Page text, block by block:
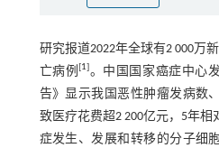
研究报道2022年全球有2 000万
亡病例[1]。中国国家癌症中心
告》显示我国恶性肿瘤发病数
致医疗花费超2 200亿元，5年相
症发生、发展和转移的分子细